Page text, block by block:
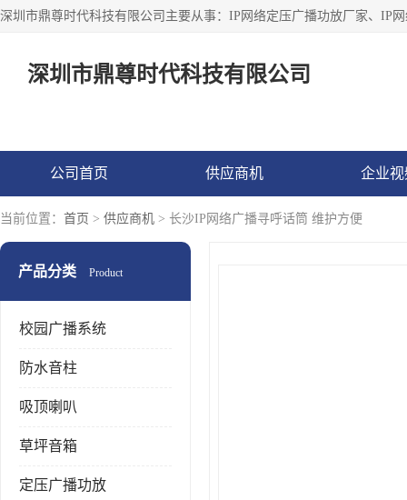
深圳市鼎尊时代科技有限公司
公司首页 供应商机 企业视
当前位置： 首页 > 供应商机 > 长沙IP网络广播寻呼话筒 维护方便
产品分类 Product
校园广播系统
防水音柱
吸顶喇叭
草坪音箱
定压广播功放